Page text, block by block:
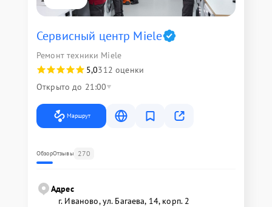
Сервисный центр Miele
Ремонт техники Miele
5,0312 оценки
Открыто до 21:00
Маршрут
ОбзорОтзывы 270
Адрес
г. Иваново, ул. Багаева, 14, корп. 2